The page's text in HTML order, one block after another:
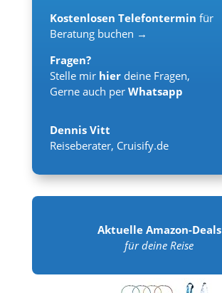
Kostenlosen Telefontermin für
Beratung buchen →
Fragen?
Stelle mir hier deine Fragen,
Gerne auch per Whatsapp
Dennis Vitt
Reiseberater, Cruisify.de
Aktuelle Amazon-Deals
für deine Reise